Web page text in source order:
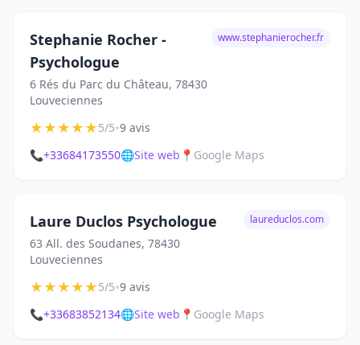
Stephanie Rocher -
Psychologue
6 Rés du Parc du Château, 78430
Louveciennes
www.stephanierocher.fr
★★★★★5/5•9 avis
📞+33684173550🌐Site web 📍 Google Maps
Laure Duclos Psychologue
63 All. des Soudanes, 78430
Louveciennes
laureduclos.com
★★★★★5/5•9 avis
📞+33683852134🌐Site web 📍 Google Maps